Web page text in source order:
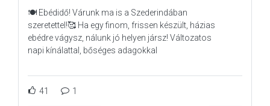
🍽️ Ebédidő! Várunk ma is a Szederindában
szeretettel!🥰 Ha egy finom, frissen készült, házias
ebédre vágysz, nálunk jó helyen jársz! Változatos
napi kínálattal, bőséges adagokkal
41 1